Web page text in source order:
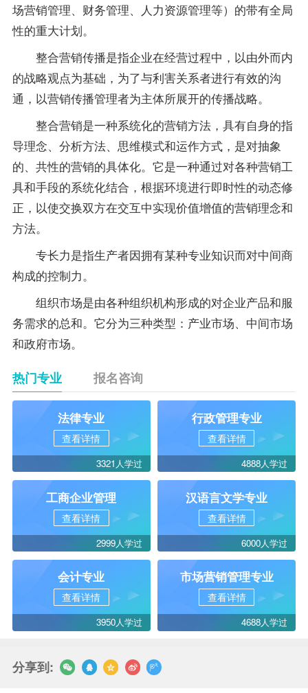
场营销管理、财务管理、人力资源管理等）的带有全局
性的重大计划。
整合营销传播是指企业在经营过程中，以由外而内
的战略观点为基础，为了与利害关系者进行有效的沟
通，以营销传播管理者为主体所展开的传播战略。
整合营销是一种系统化的营销方法，具有自身的指
导理念、分析方法、思维模式和运作方式，是对抽象
的、共性的营销的具体化。它是一种通过对各种营销工
具和手段的系统化结合，根据环境进行即时性的动态修
正，以使交换双方在交互中实现价值增值的营销理念和
方法。
专长力是指生产者因拥有某种专业知识而对中间商
构成的控制力。
组织市场是由各种组织机构形成的对企业产品和服
务需求的总和。它分为三种类型：产业市场、中间市场
和政府市场。
热门专业 报名咨询
法律专业
查看详情
3321人学过
行政管理专业
查看详情
4888人学过
工商企业管理
查看详情
2999人学过
汉语言文学专业
查看详情
6000人学过
会计专业
查看详情
3950人学过
市场营销管理专业
查看详情
4688人学过
分享到: